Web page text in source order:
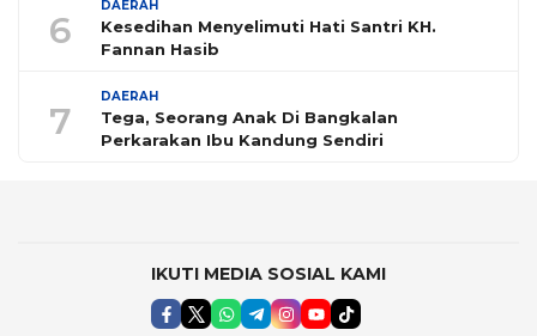
6
DAERAH
Kesedihan Menyelimuti Hati Santri KH.
Fannan Hasib
7
DAERAH
Tega, Seorang Anak Di Bangkalan
Perkarakan Ibu Kandung Sendiri
IKUTI MEDIA SOSIAL KAMI